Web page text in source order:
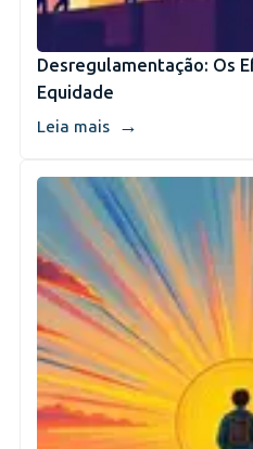
Desregulamentação: Os
Equidade
Leia mais →